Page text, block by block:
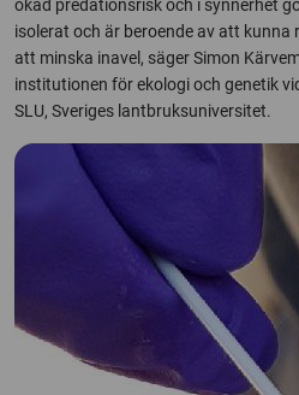
ökad predationsrisk och i synnerhet
isolerat och är beroende av att
att minska inavel, säger Simon
institutionen för ekologi och genetik
SLU, Sveriges lantbruksuniversitet.